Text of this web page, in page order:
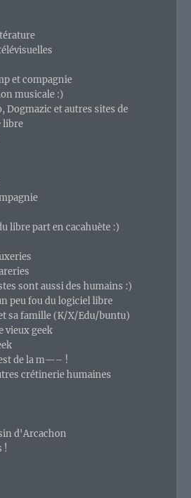
et compagnie
musicale :)
Dogmazic et autres sites de
libre
libre part en cacahuète :)
sont aussi des humains :)
peu fou du logiciel libre
sa famille (K/X/Edu/buntu)
vieux geek
de la m—– !
crétinerie humaines
d'Arcachon
!